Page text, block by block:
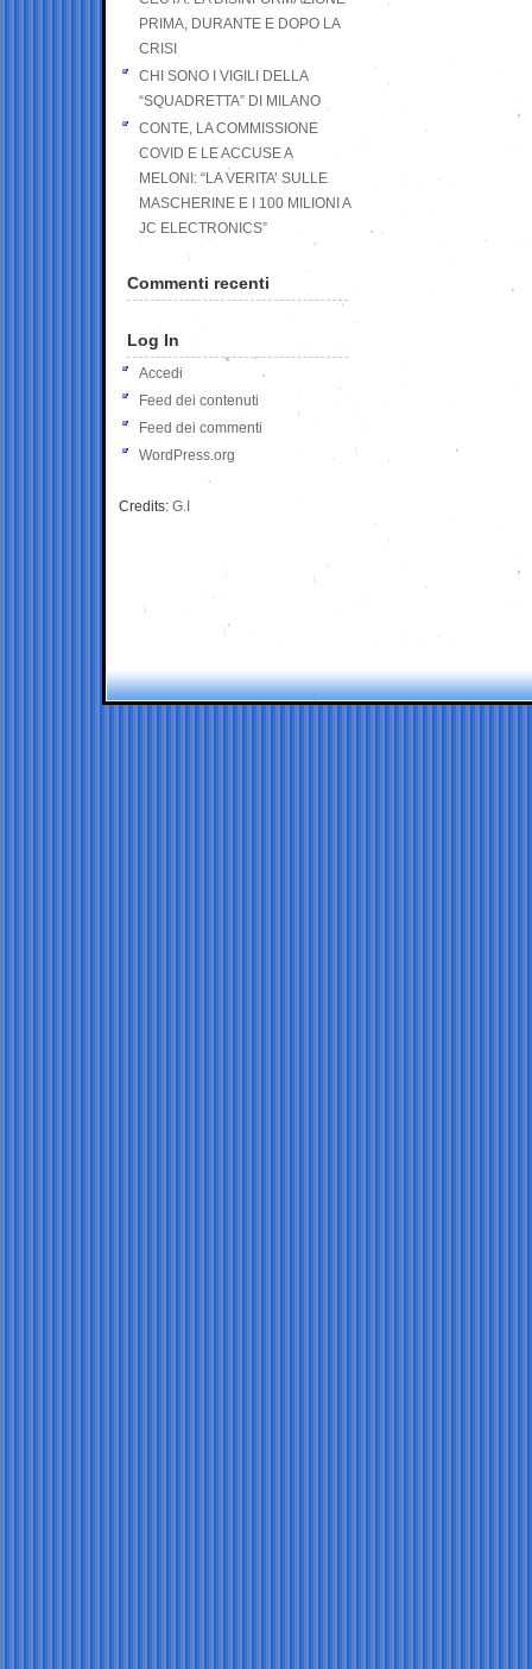
PRIMA, DURANTE E DOPO LA
CRISI
CHI SONO I VIGILI DELLA
“SQUADRETTA” DI MILANO
CONTE, LA COMMISSIONE
COVID E LE ACCUSE A
MELONI: “LA VERITA’ SULLE
MASCHERINE E I 100 MILIONI A
JC ELECTRONICS”
Commenti recenti
Log In
Accedi
Feed dei contenuti
Feed dei commenti
WordPress.org
Credits: G.I